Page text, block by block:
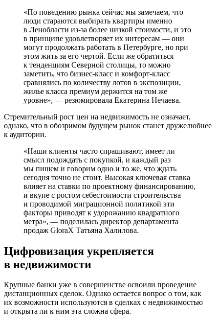
«По поведению рынка сейчас мы замечаем, что
люди стараются выбирать квартиры именно
в Ленобласти из-за более низкой стоимости, и это
в принципе удовлетворяет их интересам — они
могут продолжать работать в Петербурге, но при
этом жить за его чертой. Если же обратиться
к тенденциям Северной столицы, то можно
заметить, что бизнес-класс и комфорт-класс
сравнялись по количеству лотов в экспозиции,
жилье класса премиум держится на том же
уровне», — резюмировала Екатерина Нечаева.
Стремительный рост цен на недвижимость не означает,
однако, что в обозримом будущем рынок станет дружелюбнее
к аудитории.
«Наши клиенты часто спрашивают, имеет ли
смысл подождать с покупкой, и каждый раз
мы пишем и говорим одно и то же, что ждать
сегодня точно не стоит. Высокая ключевая ставка
влияет на ставки по проектному финансированию,
и вкупе с ростом себестоимости строительства
и проводимой миграционной политикой эти
факторы приводят к удорожанию квадратного
метра», — поделилась директор департамента
продаж GloraX Татьяна Халилова.
Цифровизация укрепляется
в недвижимости
Крупные банки уже в совершенстве освоили проведение
дистанционных сделок. Однако остается вопрос о том, как
их возможности используются в сделках с недвижимостью
и открыта ли к ним эта сложна сфера.